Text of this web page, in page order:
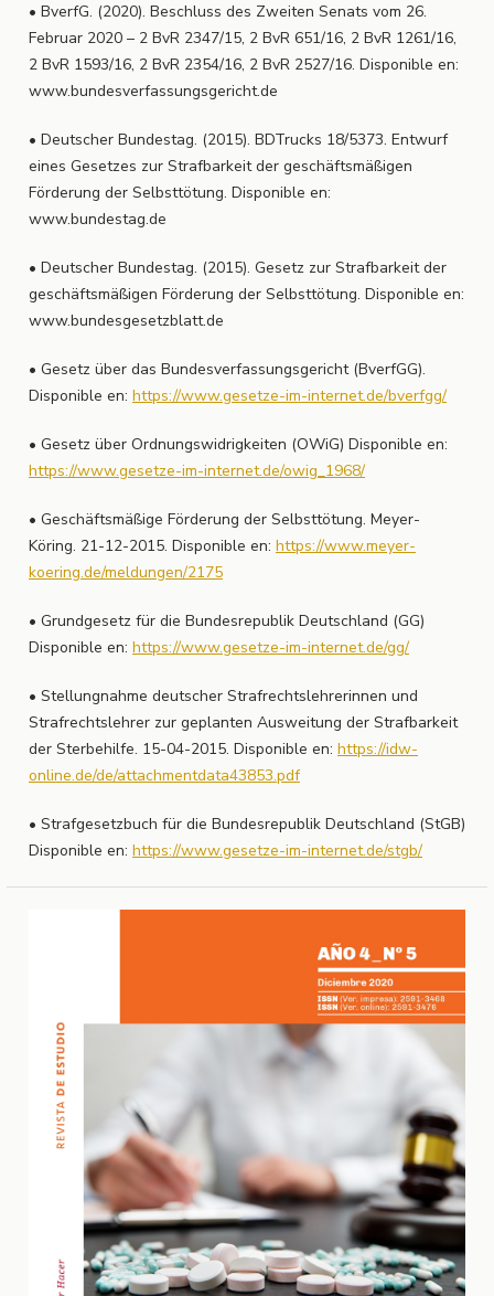
• BverfG. (2020). Beschluss des Zweiten Senats vom 26.
Februar 2020 – 2 BvR 2347/15, 2 BvR 651/16, 2 BvR 1261/16,
2 BvR 1593/16, 2 BvR 2354/16, 2 BvR 2527/16. Disponible en:
www.bundesverfassungsgericht.de
• Deutscher Bundestag. (2015). BDTrucks 18/5373. Entwurf
eines Gesetzes zur Strafbarkeit der geschäftsmäßigen
Förderung der Selbsttötung. Disponible en:
www.bundestag.de
• Deutscher Bundestag. (2015). Gesetz zur Strafbarkeit der
geschäftsmäßigen Förderung der Selbsttötung. Disponible en:
www.bundesgesetzblatt.de
• Gesetz über das Bundesverfassungsgericht (BverfGG).
Disponible en: https://www.gesetze-im-internet.de/bverfgg/
• Gesetz über Ordnungswidrigkeiten (OWiG) Disponible en:
https://www.gesetze-im-internet.de/owig_1968/
• Geschäftsmäßige Förderung der Selbsttötung. Meyer-
Köring. 21-12-2015. Disponible en: https://www.meyer-
koering.de/meldungen/2175
• Grundgesetz für die Bundesrepublik Deutschland (GG)
Disponible en: https://www.gesetze-im-internet.de/gg/
• Stellungnahme deutscher Strafrechtslehrerinnen und
Strafrechtslehrer zur geplanten Ausweitung der Strafbarkeit
der Sterbehilfe. 15-04-2015. Disponible en: https://idw-
online.de/de/attachmentdata43853.pdf
• Strafgesetzbuch für die Bundesrepublik Deutschland (StGB)
Disponible en: https://www.gesetze-im-internet.de/stgb/